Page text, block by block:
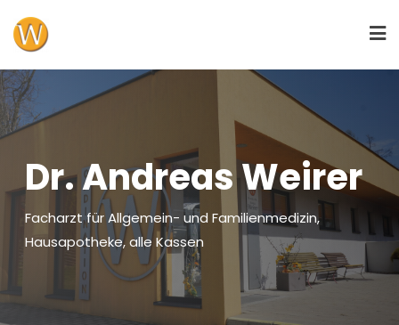
to
Dr. Andreas Weirer
Facharzt für Allgemein- und Familienmedizin,
Hausapotheke, alle Kassen